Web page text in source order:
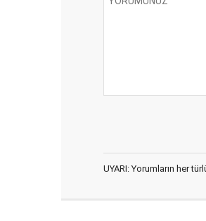
UYARI: Yorumların her